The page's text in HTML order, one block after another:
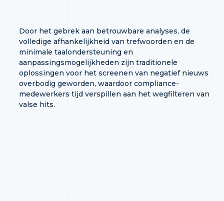
Door het gebrek aan betrouwbare analyses, de
volledige afhankelijkheid van trefwoorden en de
minimale taalondersteuning en
aanpassingsmogelijkheden zijn traditionele
oplossingen voor het screenen van negatief nieuws
overbodig geworden, waardoor compliance-
medewerkers tijd verspillen aan het wegfilteren van
valse hits.